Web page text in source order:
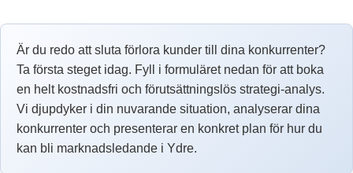
Är du redo att sluta förlora kunder till dina konkurrenter?
Ta första steget idag. Fyll i formuläret nedan för att boka
en helt kostnadsfri och förutsättningslös strategi-analys.
Vi djupdyker i din nuvarande situation, analyserar dina
konkurrenter och presenterar en konkret plan för hur du
kan bli marknadsledande i Ydre.